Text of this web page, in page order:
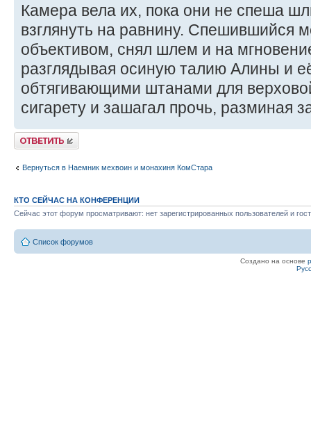
Камера вела их, пока они не спеша
взглянуть на равнину. Спешившийся
объективом, снял шлем и на
разглядывая осиную талию Алины и
обтягивающими штанами для
сигарету и зашагал прочь, разминая
Ответить
Вернуться в Наемник мехвоин и монахиня КомСтара
КТО СЕЙЧАС НА КОНФЕРЕНЦИИ
Сейчас этот форум просматривают: нет зарегистрированных пользователей и
Список форумов
Создано на основе